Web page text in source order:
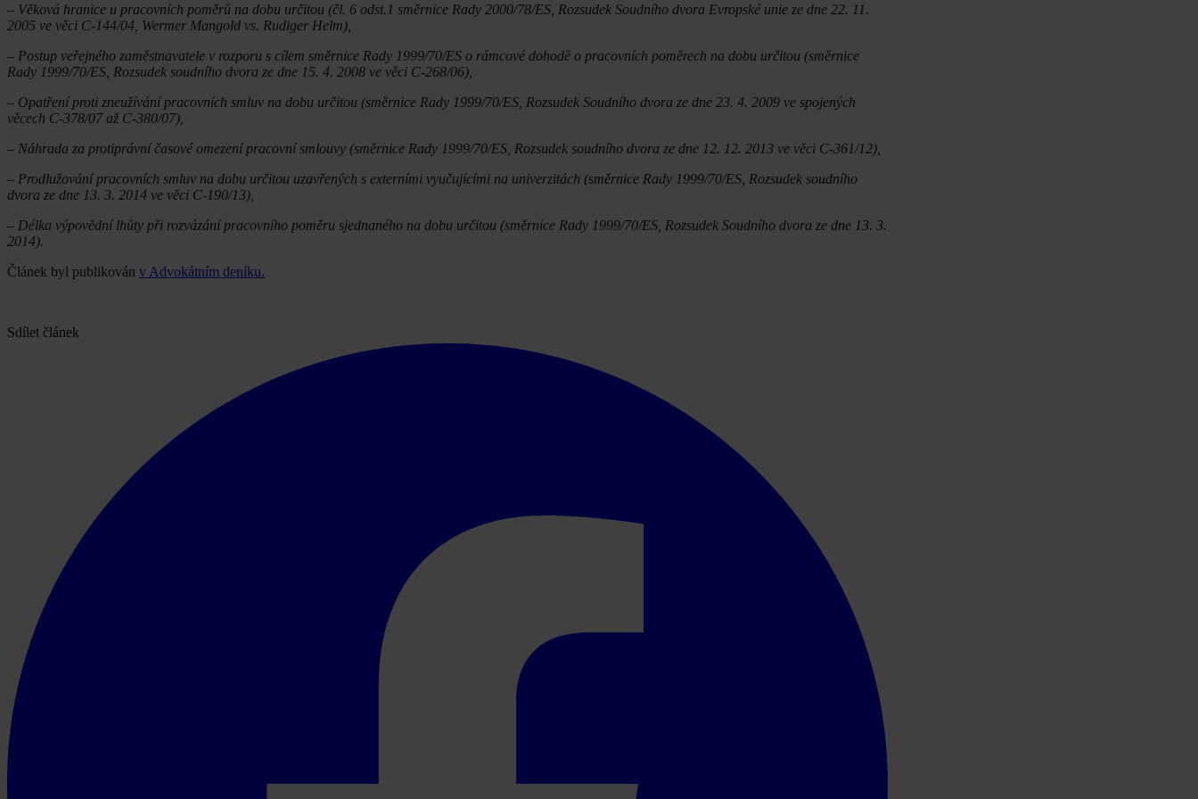
– Věková hranice u pracovních poměrů na dobu určitou (čl. 6 odst.1 směrnice Rady 2000/78/ES, Rozsudek Soudního dvora Evropské unie ze dne 22. 11.
2005 ve věci C-144/04, Wermer Mangold vs. Rudiger Helm),
– Postup veřejného zaměstnavatele v rozporu s cílem směrnice Rady 1999/70/ES o rámcové dohodě o pracovních poměrech na dobu určitou (směrnice
Rady 1999/70/ES, Rozsudek soudního dvora ze dne 15. 4. 2008 ve věci C-268/06),
– Opatření proti zneužívání pracovních smluv na dobu určitou (směrnice Rady 1999/70/ES, Rozsudek Soudního dvora ze dne 23. 4. 2009 ve spojených
věcech C-378/07 až C-380/07),
– Náhrada za protiprávní časové omezení pracovní smlouvy (směrnice Rady 1999/70/ES, Rozsudek soudního dvora ze dne 12. 12. 2013 ve věci C-361/12),
– Prodlužování pracovních smluv na dobu určitou uzavřených s externími vyučujícími na univerzitách (směrnice Rady 1999/70/ES, Rozsudek soudního
dvora ze dne 13. 3. 2014 ve věci C-190/13),
– Délka výpovědní lhůty při rozvázání pracovního poměru sjednaného na dobu určitou (směrnice Rady 1999/70/ES, Rozsudek Soudního dvora ze dne 13. 3.
2014).
Článek byl publikován v Advokátním deníku.
Sdílet článek